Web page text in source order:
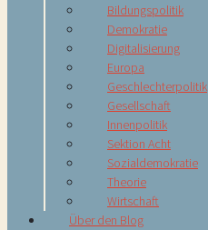
Bildungspolitik
Demokratie
Digitalisierung
Europa
Geschlechterpolitik
Gesellschaft
Innenpolitik
Sektion Acht
Sozialdemokratie
Theorie
Wirtschaft
Über den Blog